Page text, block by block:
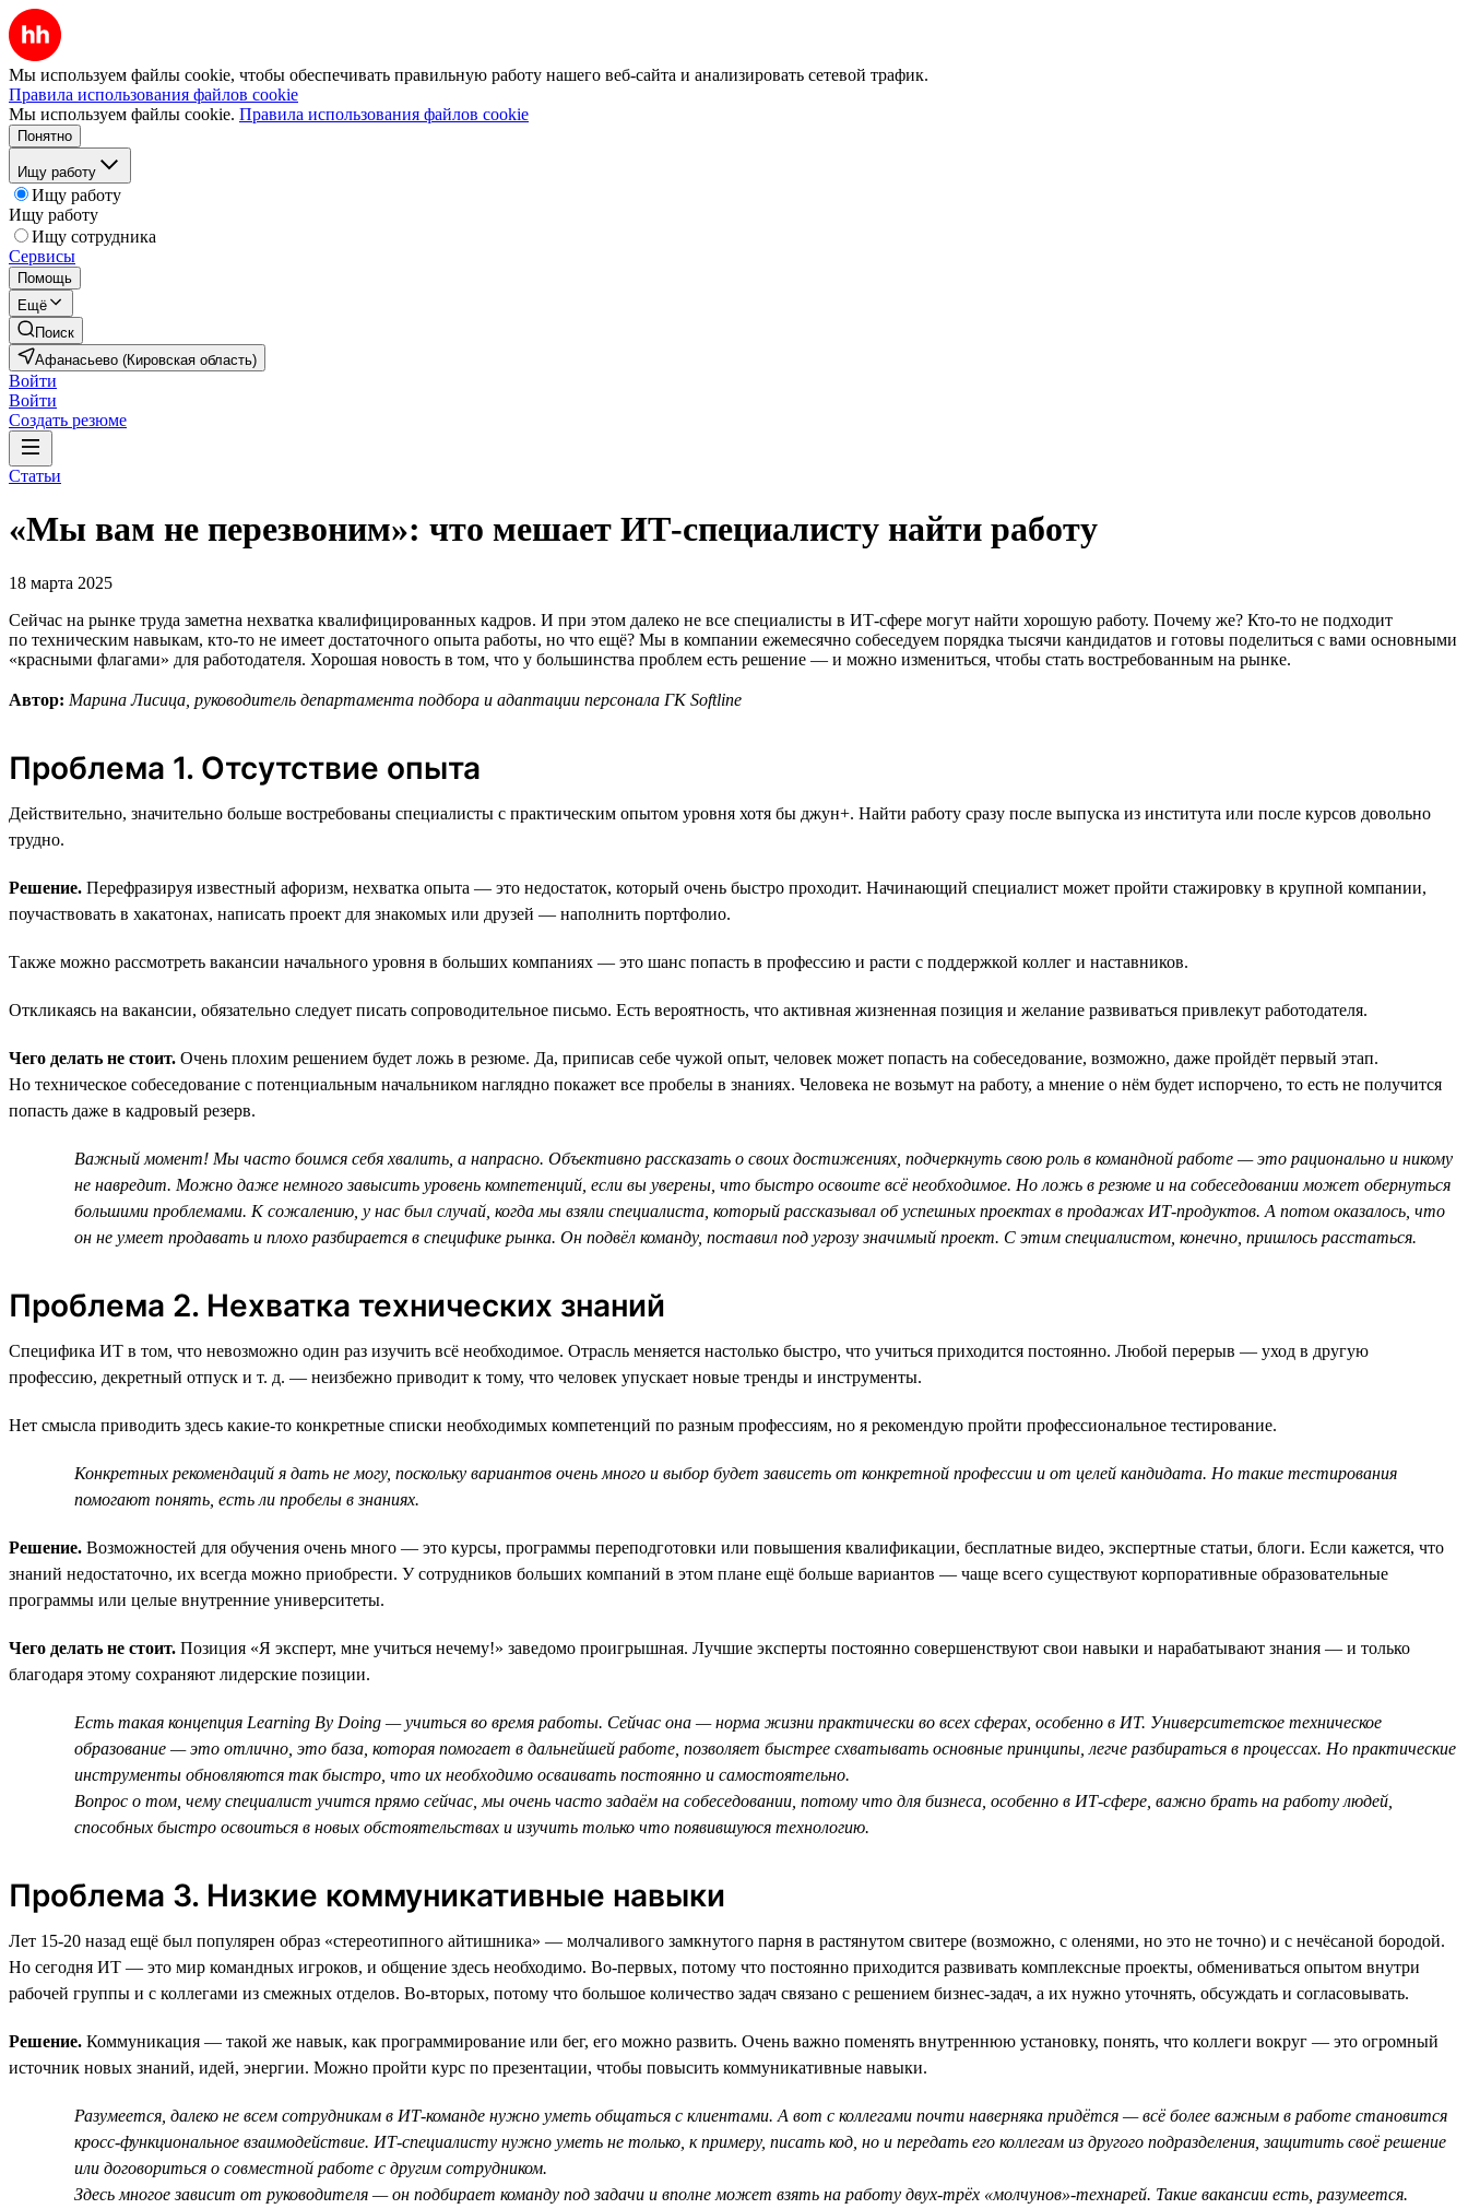
Мы используем файлы cookie, чтобы обеспечивать правильную работу нашего веб-сайта и анализировать сетевой трафик.
Правила использования файлов cookie
Мы используем файлы cookie. Правила использования файлов cookie
Понятно
Ищу работу
Ищу работу
Ищу работу
Ищу сотрудника
Сервисы
Помощь
Ещё
Поиск
Афанасьево (Кировская область)
Войти
Войти
Создать резюме
Статьи
«Мы вам не перезвоним»: что мешает ИТ-специалисту найти работу
18 марта 2025
Сейчас на рынке труда заметна нехватка квалифицированных кадров. И при этом далеко не все специалисты в ИТ-сфере могут найти хорошую работу. Почему же? Кто-то не подходит
по техническим навыкам, кто-то не имеет достаточного опыта работы, но что ещё? Мы в компании ежемесячно собеседуем порядка тысячи кандидатов и готовы поделиться с вами основными
«красными флагами» для работодателя. Хорошая новость в том, что у большинства проблем есть решение — и можно измениться, чтобы стать востребованным на рынке.
Автор: Марина Лисица, руководитель департамента подбора и адаптации персонала ГК Softline
Проблема 1. Отсутствие опыта
Действительно, значительно больше востребованы специалисты с практическим опытом уровня хотя бы джун+. Найти работу сразу после выпуска из института или после курсов довольно
трудно.
Решение. Перефразируя известный афоризм, нехватка опыта — это недостаток, который очень быстро проходит. Начинающий специалист может пройти стажировку в крупной компании,
поучаствовать в хакатонах, написать проект для знакомых или друзей — наполнить портфолио.
Также можно рассмотреть вакансии начального уровня в больших компаниях — это шанс попасть в профессию и расти с поддержкой коллег и наставников.
Откликаясь на вакансии, обязательно следует писать сопроводительное письмо. Есть вероятность, что активная жизненная позиция и желание развиваться привлекут работодателя.
Чего делать не стоит. Очень плохим решением будет ложь в резюме. Да, приписав себе чужой опыт, человек может попасть на собеседование, возможно, даже пройдёт первый этап.
Но техническое собеседование с потенциальным начальником наглядно покажет все пробелы в знаниях. Человека не возьмут на работу, а мнение о нём будет испорчено, то есть не получится
попасть даже в кадровый резерв.
Важный момент! Мы часто боимся себя хвалить, а напрасно. Объективно рассказать о своих достижениях, подчеркнуть свою роль в командной работе — это рационально и никому
не навредит. Можно даже немного завысить уровень компетенций, если вы уверены, что быстро освоите всё необходимое. Но ложь в резюме и на собеседовании может обернуться
большими проблемами. К сожалению, у нас был случай, когда мы взяли специалиста, который рассказывал об успешных проектах в продажах ИТ-продуктов. А потом оказалось, что
он не умеет продавать и плохо разбирается в специфике рынка. Он подвёл команду, поставил под угрозу значимый проект. С этим специалистом, конечно, пришлось расстаться.
Проблема 2. Нехватка технических знаний
Специфика ИТ в том, что невозможно один раз изучить всё необходимое. Отрасль меняется настолько быстро, что учиться приходится постоянно. Любой перерыв — уход в другую
профессию, декретный отпуск и т. д. — неизбежно приводит к тому, что человек упускает новые тренды и инструменты.
Нет смысла приводить здесь какие-то конкретные списки необходимых компетенций по разным профессиям, но я рекомендую пройти профессиональное тестирование.
Конкретных рекомендаций я дать не могу, поскольку вариантов очень много и выбор будет зависеть от конкретной профессии и от целей кандидата. Но такие тестирования
помогают понять, есть ли пробелы в знаниях.
Решение. Возможностей для обучения очень много — это курсы, программы переподготовки или повышения квалификации, бесплатные видео, экспертные статьи, блоги. Если кажется, что
знаний недостаточно, их всегда можно приобрести. У сотрудников больших компаний в этом плане ещё больше вариантов — чаще всего существуют корпоративные образовательные
программы или целые внутренние университеты.
Чего делать не стоит. Позиция «Я эксперт, мне учиться нечему!» заведомо проигрышная. Лучшие эксперты постоянно совершенствуют свои навыки и нарабатывают знания — и только
благодаря этому сохраняют лидерские позиции.
Есть такая концепция Learning By Doing — учиться во время работы. Сейчас она — норма жизни практически во всех сферах, особенно в ИТ. Университетское техническое
образование — это отлично, это база, которая помогает в дальнейшей работе, позволяет быстрее схватывать основные принципы, легче разбираться в процессах. Но практические
инструменты обновляются так быстро, что их необходимо осваивать постоянно и самостоятельно.
Вопрос о том, чему специалист учится прямо сейчас, мы очень часто задаём на собеседовании, потому что для бизнеса, особенно в ИТ-сфере, важно брать на работу людей,
способных быстро освоиться в новых обстоятельствах и изучить только что появившуюся технологию.
Проблема 3. Низкие коммуникативные навыки
Лет 15‑20 назад ещё был популярен образ «стереотипного айтишника» — молчаливого замкнутого парня в растянутом свитере (возможно, с оленями, но это не точно) и с нечёсаной бородой.
Но сегодня ИТ — это мир командных игроков, и общение здесь необходимо. Во-первых, потому что постоянно приходится развивать комплексные проекты, обмениваться опытом внутри
рабочей группы и с коллегами из смежных отделов. Во-вторых, потому что большое количество задач связано с решением бизнес-задач, а их нужно уточнять, обсуждать и согласовывать.
Решение. Коммуникация — такой же навык, как программирование или бег, его можно развить. Очень важно поменять внутреннюю установку, понять, что коллеги вокруг — это огромный
источник новых знаний, идей, энергии. Можно пройти курс по презентации, чтобы повысить коммуникативные навыки.
Разумеется, далеко не всем сотрудникам в ИТ-команде нужно уметь общаться с клиентами. А вот с коллегами почти наверняка придётся — всё более важным в работе становится
кросс-функциональное взаимодействие. ИТ-специалисту нужно уметь не только, к примеру, писать код, но и передать его коллегам из другого подразделения, защитить своё решение
или договориться о совместной работе с другим сотрудником.
Здесь многое зависит от руководителя — он подбирает команду под задачи и вполне может взять на работу двух-трёх «молчунов»-технарей. Такие вакансии есть, разумеется.